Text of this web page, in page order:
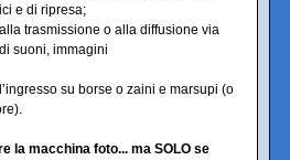
e di ripresa;
trasmissione o alla diffusione via
suoni, immagini
su borse o zaini e marsupi (o
la macchina foto... ma SOLO se